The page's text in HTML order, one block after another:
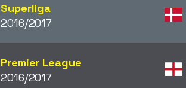
Superliga
2016/2017
Premier League
2016/2017